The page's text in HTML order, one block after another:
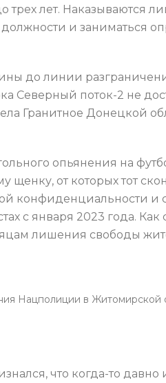
трех лет. Наказываются
и заниматься
до линии
Северный поток-2 не
Гранитное Донецкой
опьянения на
от которых тот
конфиденциальности и
с января 2023 года. Как
лишения свободы
Нацполиции в Житомирской
что когда-то давно